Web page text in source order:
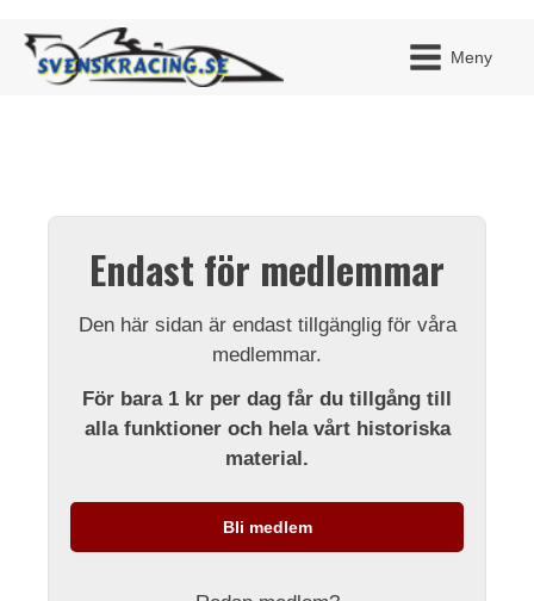
Meny
Endast för medlemmar
Den här sidan är endast tillgänglig för våra
medlemmar.
För bara 1 kr per dag får du tillgång till
alla funktioner och hela vårt historiska
material.
Bli medlem